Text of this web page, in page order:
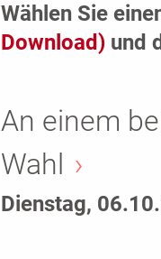
Wählen Sie
Download) und
An einem
Wahl
Dienstag,